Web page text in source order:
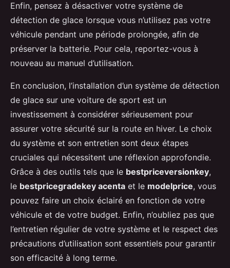
Enfin, pensez à désactiver votre système de
détection de glace lorsque vous n’utilisez pas votre
véhicule pendant une période prolongée, afin de
préserver la batterie. Pour cela, reportez-vous à
nouveau au manuel d’utilisation.
En conclusion, l’installation d’un système de détection
de glace sur une voiture de sport est un
investissement à considérer sérieusement pour
assurer votre sécurité sur la route en hiver. Le choix
du système et son entretien sont deux étapes
cruciales qui nécessitent une réflexion approfondie.
Grâce à des outils tels que le bestpriceversionkey,
le bestpricegradekey acenta et le modelprice, vous
pouvez faire un choix éclairé en fonction de votre
véhicule et de votre budget. Enfin, n’oubliez pas que
l’entretien régulier de votre système et le respect des
précautions d’utilisation sont essentiels pour garantir
son efficacité à long terme.